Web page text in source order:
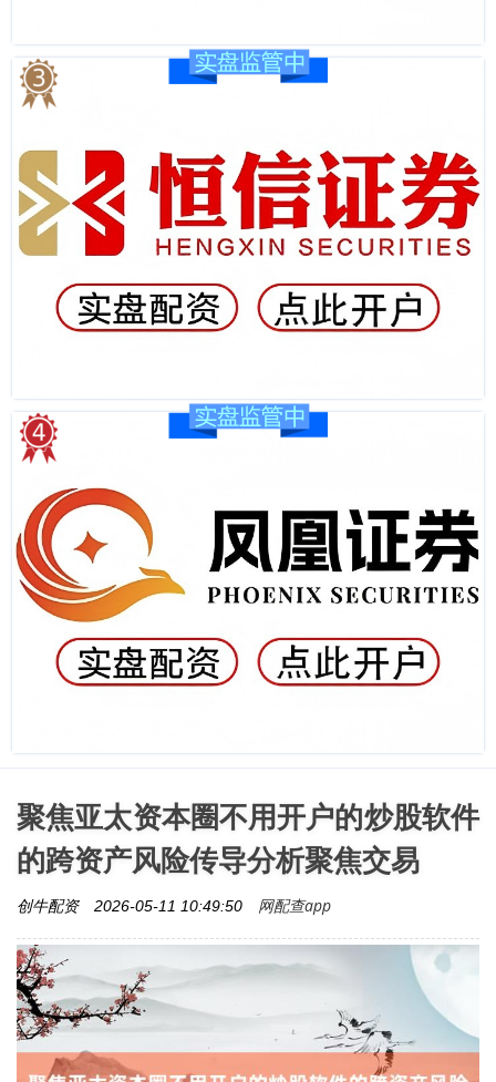
聚焦亚太资本圈不用开户的炒股软件
的跨资产风险传导分析聚焦交易
创牛配资 2026-05-11 10:49:50 网配查app